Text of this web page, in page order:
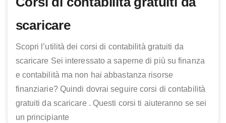
scaricare
Scopri l’utilità dei corsi di contabilità gratuiti da
scaricare Sei interessato a saperne di più su finanza
e contabilità ma non hai abbastanza risorse
finanziarie? Quindi dovrai seguire corsi di contabilità
gratuiti da scaricare . Questi corsi ti aiuteranno se sei
un principiante